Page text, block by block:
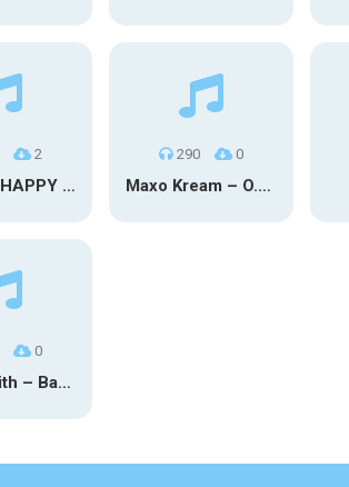
2
Quail P – HAPPY TEARS
290 0
Maxo Kream – O.Y.N
0
Carter Faith – Bar Star Vevo